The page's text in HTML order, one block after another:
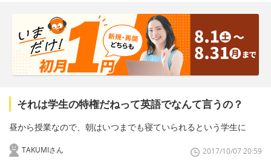
それは学生の特権だねって英語でなんて言うの？
昼から授業なので、朝はいつまでも寝ていられるという学生に
TAKUMIさん 2017/10/07 20:59